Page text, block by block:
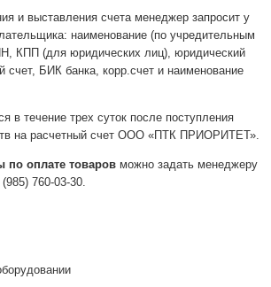
и выставления счета менеджер запросит у
наименование (по учредительным
КПП (для юридических лиц), юридический
счет, БИК банка, корр.счет и наименование
в течение трех суток после поступления
на расчетный счет ООО «ПТК ПРИОРИТЕТ».
оплате товаров можно задать менеджеру
760-03-30.